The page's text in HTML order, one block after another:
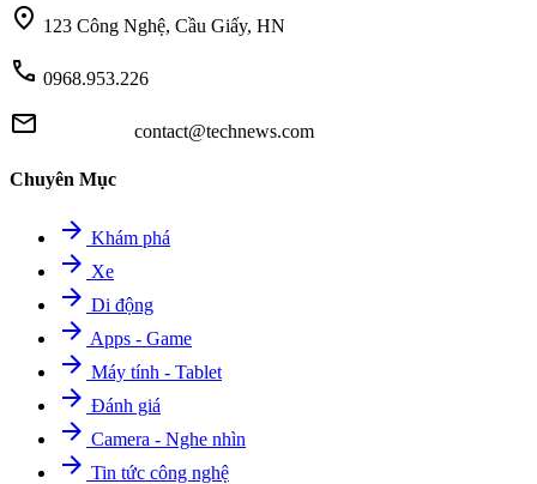
location_on 123 Công Nghệ, Cầu Giấy, HN
call 0968.953.226
mail contact@technews.com
Chuyên Mục
arrow_forward Khám phá
arrow_forward Xe
arrow_forward Di động
arrow_forward Apps - Game
arrow_forward Máy tính - Tablet
arrow_forward Đánh giá
arrow_forward Camera - Nghe nhìn
arrow_forward Tin tức công nghệ